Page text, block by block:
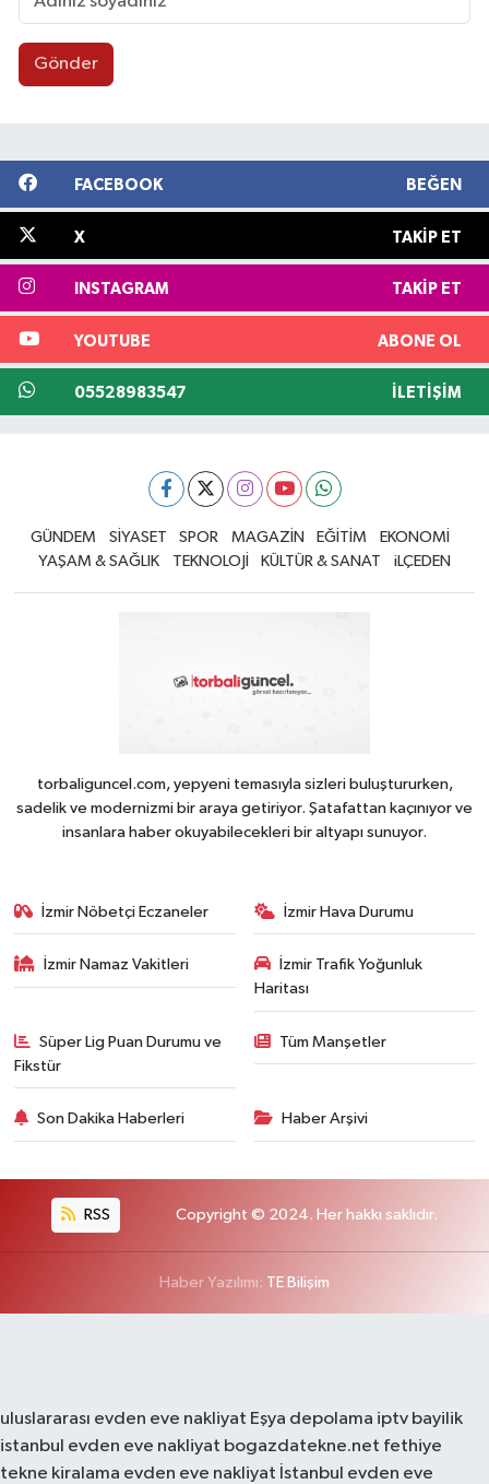
Gönder
FACEBOOK BEĞEN
X TAKIP ET
INSTAGRAM TAKIP ET
YOUTUBE ABONE OL
05528983547 İLETIŞIM
GÜNDEM SİYASET SPOR MAGAZİN EĞİTİM
EKONOMİ
YAŞAM & SAĞLIK
TEKNOLOJİ KÜLTÜR & SANAT iLÇEDEN
torbaliguncel.com, yepyeni temasıyla sizleri buluştururken,
sadelik ve modernizmi bir araya getiriyor. Şatafattan kaçınıyor ve
insanlara haber okuyabilecekleri bir altyapı sunuyor.
İzmir Nöbetçi Eczaneler İzmir Hava Durumu
İzmir Namaz Vakitleri
İzmir Trafik Yoğunluk
Haritası
Süper Lig Puan Durumu ve
Fikstür
Tüm Manşetler
Son Dakika Haberleri Haber Arşivi
RSS Copyright © 2024. Her hakkı saklıdır.
Haber Yazılımı: TE Bilişim
uluslararası evden eve nakliyat Eşya depolama iptv bayilik
istanbul evden eve nakliyat bogazdatekne.net fethiye
tekne kiralama evden eve nakliyat İstanbul evden eve